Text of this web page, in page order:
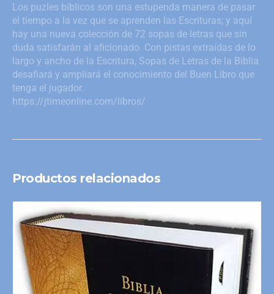
Los puzles bíblicos son una estupenda manera de pasar
el tiempo a la vez que se aprenden las Escrituras; y aquí
hay una nueva colección de 72 sopas de letras que sin
duda satisfarán al aficionado. Con pistas extraídas de lo
largo y ancho de la Escritura, Sopas de Letras de la Biblia
desafiará y ampliará el conocimiento del Buen Libro que
tenga el jugador.
https://jtimeonline.com/libros/
Productos relacionados